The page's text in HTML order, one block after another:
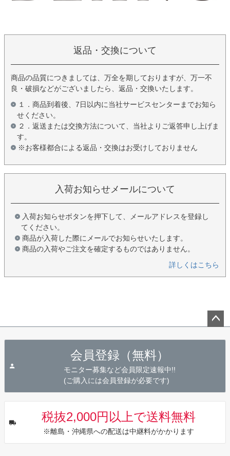
返品・交換について
商品の品質につきましては、万全を期しておりますが、万一不
良・破損などがございましたら、返品・交換いたします。
１．商品到着後、7日以内に当社サービスセンターまでお知ら
せください。
２．返送または交換方法について、当社よりご返答申し上げま
す。
※お客様都合による返品・交換はお受けしておりません
入荷お知らせメールについて
入荷お知らせボタンを押下して、メールアドレスを登録し
てください。
商品が入荷した際にメールでお知らせいたします。
商品の入荷やご注文を確定するものではありません。
詳しくはこちら
会員登録（無料）
モニター募集など会員限定速報中!!
(ご購入には会員登録が必要です)
税抜2,000円以上で送料無料
※離島・沖縄県への配送は中継料がかかります